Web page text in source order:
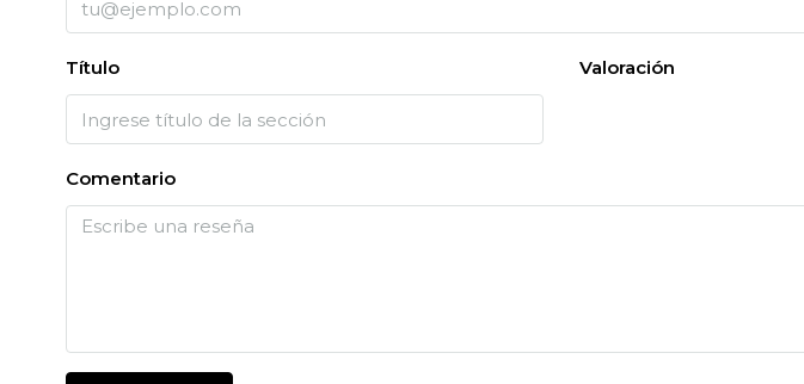
Título Valoración
Comentario